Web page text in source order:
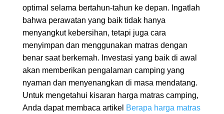
optimal selama bertahun-tahun ke depan. Ingatlah
bahwa perawatan yang baik tidak hanya
menyangkut kebersihan, tetapi juga cara
menyimpan dan menggunakan matras dengan
benar saat berkemah. Investasi yang baik di awal
akan memberikan pengalaman camping yang
nyaman dan menyenangkan di masa mendatang.
Untuk mengetahui kisaran harga matras camping,
Anda dapat membaca artikel Berapa harga matras